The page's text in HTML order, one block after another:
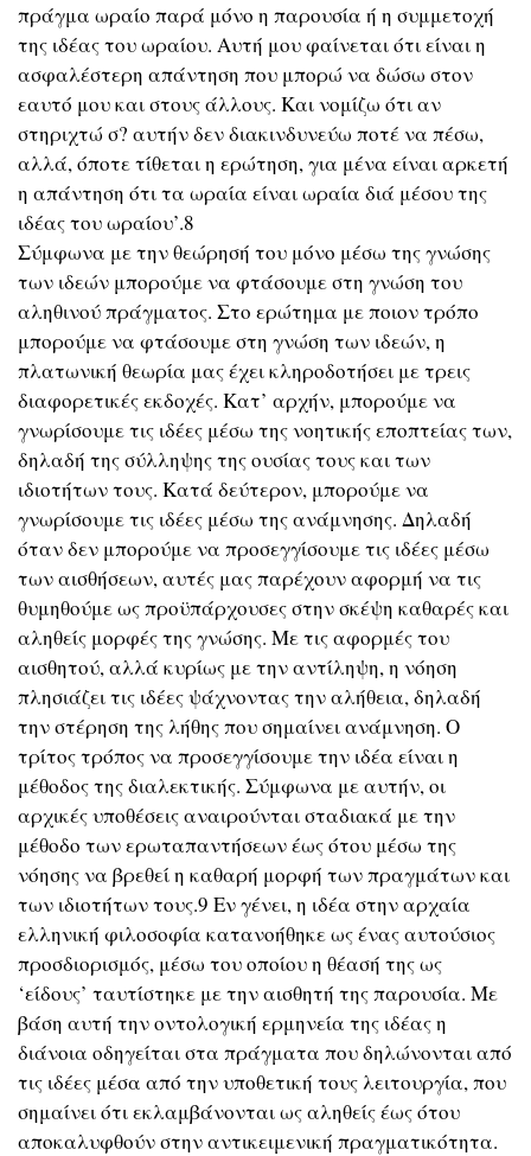
πράγμα ωραίο παρά μόνο η παρουσία ή η συμμετοχή
της ιδέας του ωραίου. Αυτή μου φαίνεται ότι είναι η
ασφαλέστερη απάντηση που μπορώ να δώσω στον
εαυτό μου και στους άλλους. Και νομίζω ότι αν
στηριχτώ σ? αυτήν δεν διακινδυνεύω ποτέ να πέσω,
αλλά, όποτε τίθεται η ερώτηση, για μένα είναι αρκετή
η απάντηση ότι τα ωραία είναι ωραία διά μέσου της
ιδέας του ωραίου’.8
Σύμφωνα με την θεώρησή του μόνο μέσω της γνώσης
των ιδεών μπορούμε να φτάσουμε στη γνώση του
αληθινού πράγματος. Στο ερώτημα με ποιον τρόπο
μπορούμε να φτάσουμε στη γνώση των ιδεών, η
πλατωνική θεωρία μας έχει κληροδοτήσει με τρεις
διαφορετικές εκδοχές. Κατ’ αρχήν, μπορούμε να
γνωρίσουμε τις ιδέες μέσω της νοητικής εποπτείας των,
δηλαδή της σύλληψης της ουσίας τους και των
ιδιοτήτων τους. Κατά δεύτερον, μπορούμε να
γνωρίσουμε τις ιδέες μέσω της ανάμνησης. Δηλαδή
όταν δεν μπορούμε να προσεγγίσουμε τις ιδέες μέσω
των αισθήσεων, αυτές μας παρέχουν αφορμή να τις
θυμηθούμε ως προϋπάρχουσες στην σκέψη καθαρές και
αληθείς μορφές της γνώσης. Με τις αφορμές του
αισθητού, αλλά κυρίως με την αντίληψη, η νόηση
πλησιάζει τις ιδέες ψάχνοντας την αλήθεια, δηλαδή
την στέρηση της λήθης που σημαίνει ανάμνηση. Ο
τρίτος τρόπος να προσεγγίσουμε την ιδέα είναι η
μέθοδος της διαλεκτικής. Σύμφωνα με αυτήν, οι
αρχικές υποθέσεις αναιρούνται σταδιακά με την
μέθοδο των ερωταπαντήσεων έως ότου μέσω της
νόησης να βρεθεί η καθαρή μορφή των πραγμάτων και
των ιδιοτήτων τους.9 Εν γένει, η ιδέα στην αρχαία
ελληνική φιλοσοφία κατανοήθηκε ως ένας αυτούσιος
προσδιορισμός, μέσω του οποίου η θέασή της ως
‘είδους’ ταυτίστηκε με την αισθητή της παρουσία. Με
βάση αυτή την οντολογική ερμηνεία της ιδέας η
διάνοια οδηγείται στα πράγματα που δηλώνονται από
τις ιδέες μέσα από την υποθετική τους λειτουργία, που
σημαίνει ότι εκλαμβάνονται ως αληθείς έως ότου
αποκαλυφθούν στην αντικειμενική πραγματικότητα.